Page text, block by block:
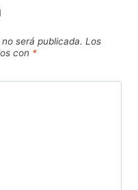
será publicada. Los
con *